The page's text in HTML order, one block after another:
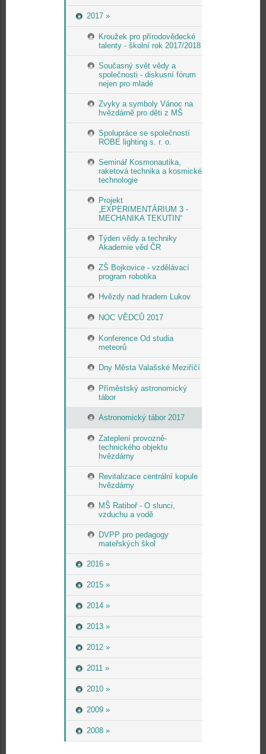
2017 »
Kroužek pro přírodovědecké
talenty - školní rok 2017/2018
Současný svět vědy a
společnosti - diskusní fórum
nejen pro mladé
Zvyky a symboly Vánoc na
hvězdárně pro děti z MŠ
Spolupráce se společností
ROBE lighting s. r. o.
Seminář Kosmonautika,
raketová technika a kosmické
technologie
Projekt
„EXPERIMENTÁRIUM 3 -
MECHANIKA TEKUTIN“
Týden vědy a techniky
Akademie věd ČR
ZŠ Bojkovice - vzdělávací
program robotika
Hvězdy nad hradem Lukov
NOC VĚDCŮ 2017
Konference Od studia
meteorů
Dny Města Valašské Meziříčí
Příměstský astronomický
tábor
Astronomický tábor 2017
Zateplení provozně-
technického objektu
hvězdárny
Revitalizace centrální kopule
hvězdárny
MŠ Ratiboř - O slunci,
vzduchu a vodě
DVPP pro pedagogy
mateřských škol
2016 »
2015 »
2014 »
2013 »
2012 »
2011 »
2010 »
2009 »
2008 »